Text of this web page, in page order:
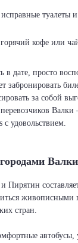
туалеты
кофе или
в дате, просто
забронировать
за собой
Валки
с удовольствием.
Пирятин
живописными
стран.
автобусы,